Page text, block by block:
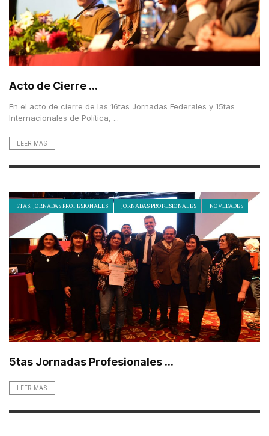
Acto de Cierre ...
En el acto de cierre de las 16tas Jornadas Federales y 15tas
Internacionales de Política, ...
LEER MAS
5TAS. JORNADAS PROFESIONALES JORNADAS PROFESIONALES NOVEDADES
5tas Jornadas Profesionales ...
LEER MAS